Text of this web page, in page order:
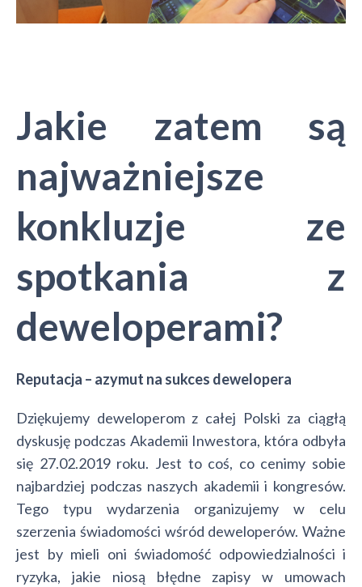
Jakie zatem są
najważniejsze
konkluzje ze
spotkania z
deweloperami?
Reputacja – azymut na sukces dewelopera
Dziękujemy deweloperom z całej Polski za ciągłą
dyskusję podczas Akademii Inwestora, która odbyła
się 27.02.2019 roku. Jest to coś, co cenimy sobie
najbardziej podczas naszych akademii i kongresów.
Tego typu wydarzenia organizujemy w celu
szerzenia świadomości wśród deweloperów. Ważne
jest by mieli oni świadomość odpowiedzialności i
ryzyka, jakie niosą błędne zapisy w umowach